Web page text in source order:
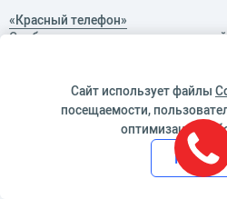
«Красный телефон»
Сообщение директору
программ обслуживания
Сайт использует файлы
посещаемости,
оптимизации